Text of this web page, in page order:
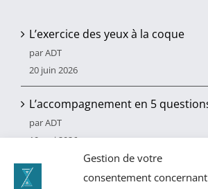
Gestion de votre
consentement
L’exercice des yeux à la coque
par ADT
20 juin 2026
L’accompagnement en 5
par ADT
10 mai 2026
Le bilan de